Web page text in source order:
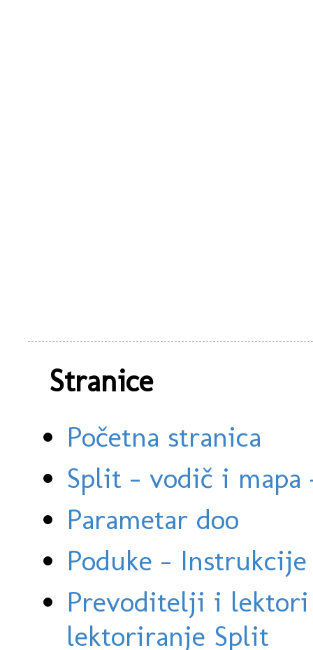
Stranice
Početna stranica
Split - vodič i
Parametar doo
Poduke -
Prevoditelji i
lektoriranje Split